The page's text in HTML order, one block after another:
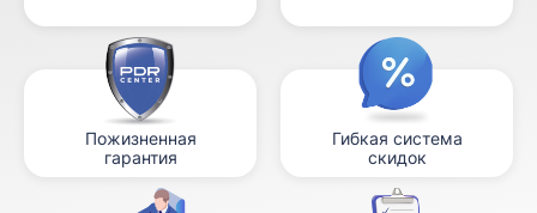
Пожизненная
гарантия
Гибкая система
скидок